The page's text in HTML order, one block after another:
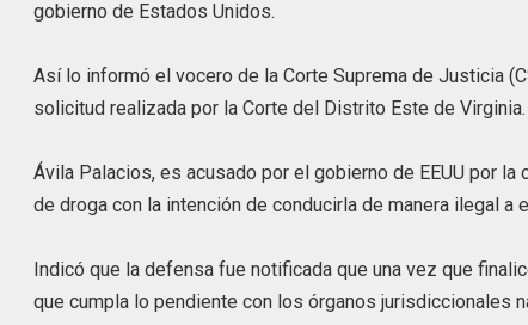
gobierno de Estados Unidos.
Así lo informó el vocero de la Corte Suprema de Justicia
solicitud realizada por la Corte del Distrito Este de Virginia.
Ávila Palacios, es acusado por el gobierno de EEUU por
de droga con la intención de conducirla de manera ilegal a
Indicó que la defensa fue notificada que una vez que
que cumpla lo pendiente con los órganos jurisdiccionales